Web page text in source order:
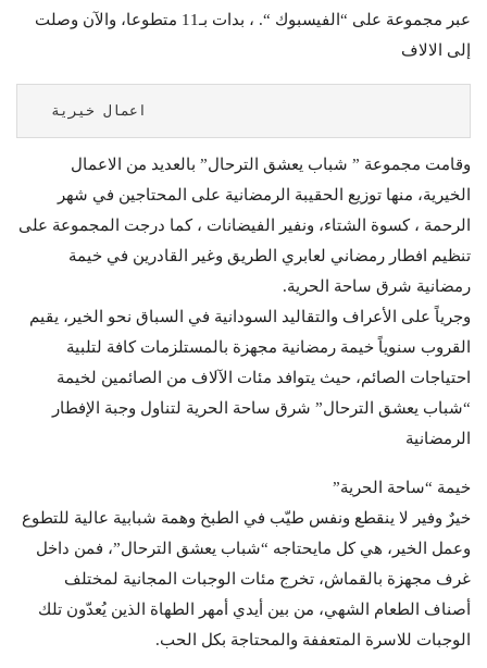
عبر مجموعة على “الفيسبوك “. ، بدات بـ11 متطوعا، والآن وصلت
إلى الالاف
وقامت مجموعة ” شباب يعشق الترحال” بالعديد من الاعمال
الخيرية، منها توزيع الحقيبة الرمضانية على المحتاجين في شهر
الرحمة ، كسوة الشتاء، ونفير الفيضانات ، كما درجت المجموعة على
تنظيم افطار رمضاني لعابري الطريق وغير القادرين في خيمة
رمضانية شرق ساحة الحرية.
وجرياً على الأعراف والتقاليد السودانية في السباق نحو الخير، يقيم
القروب سنوياً خيمة رمضانية مجهزة بالمستلزمات كافة لتلبية
احتياجات الصائم، حيث يتوافد مئات الآلاف من الصائمين لخيمة
“شباب يعشق الترحال” شرق ساحة الحرية لتناول وجبة الإفطار
الرمضانية
خيمة “ساحة الحرية”
خيرٌ وفير لا ينقطع ونفس طيّب في الطبخ وهمة شبابية عالية للتطوع
وعمل الخير، هي كل مايحتاجه “شباب يعشق الترحال”، فمن داخل
غرف مجهزة بالقماش، تخرج مئات الوجبات المجانية لمختلف
أصناف الطعام الشهي، من بين أيدي أمهر الطهاة الذين يُعدّون تلك
الوجبات للاسرة المتعففة والمحتاجة بكل الحب.